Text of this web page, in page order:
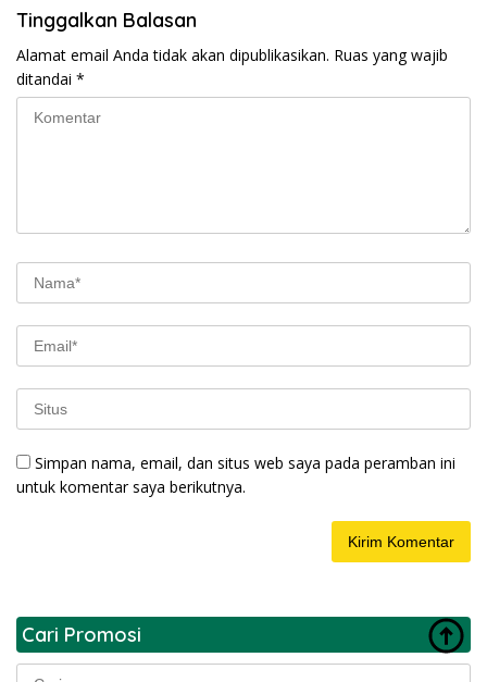
Tinggalkan Balasan
Alamat email Anda tidak akan dipublikasikan. Ruas yang wajib
ditandai *
Simpan nama, email, dan situs web saya pada peramban ini
untuk komentar saya berikutnya.
Cari Promosi